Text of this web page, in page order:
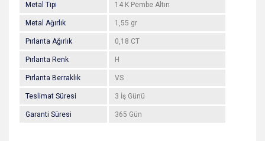
Metal Tipi 14 K Pembe Altın
Metal Ağırlık 1,55 gr
Pırlanta Ağırlık 0,18 CT
Pırlanta Renk H
Pırlanta Berraklık VS
Teslimat Süresi 3 İş Günü
Garanti Süresi 365 Gün